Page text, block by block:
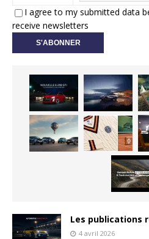
I agree to my submitted data
receive newsletters
Les publications
4 avril 2026